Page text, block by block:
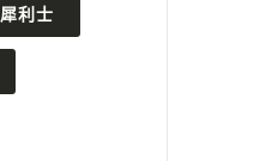
犀利士